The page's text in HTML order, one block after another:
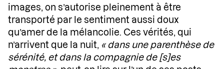
images, on s’autorise pleinement à être
transporté par le sentiment aussi doux
qu’amer de la mélancolie. Ces vérités, qui
n’arrivent que la nuit, « dans une parenthèse de
sérénité, et dans la compagnie de [s]es